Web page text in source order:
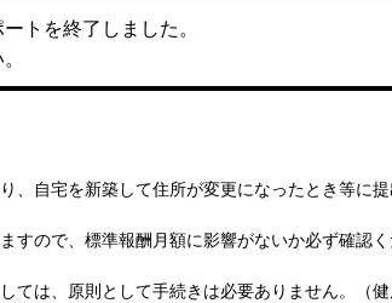
トを終了しました。
自宅を新築して住所が変更になったとき等に提
ので、標準報酬月額に影響がないか必ず確認く
は、原則として手続きは必要ありません。（